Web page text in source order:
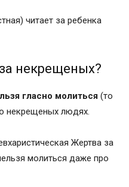
читает за ребенка
некрещеных?
гласно молиться (то
некрещеных людях.
Жертва за
молиться даже про